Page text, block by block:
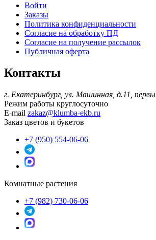
Войти
Заказы
Политика конфиденциальности
Согласие на обработку ПД
Согласие на получение рассылок
Публичная оферта
Контакты
г. Екатеринбург, ул. Машинная, д.11,
Режим работы круглосуточно
E-mail zakaz@klumba-ekb.ru
Заказ цветов и букетов
+7 (950) 554-06-06
Комнатные растения
+7 (982) 730-06-06